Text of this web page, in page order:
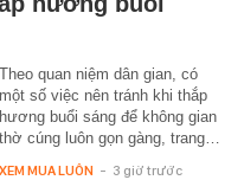
Theo quan niệm dân gian, có
một số việc nên tránh khi thắp
hương buổi sáng để không gian
thờ cúng luôn gọn gàng, trang…
XEM MUA LUÔN - 3 giờ trước